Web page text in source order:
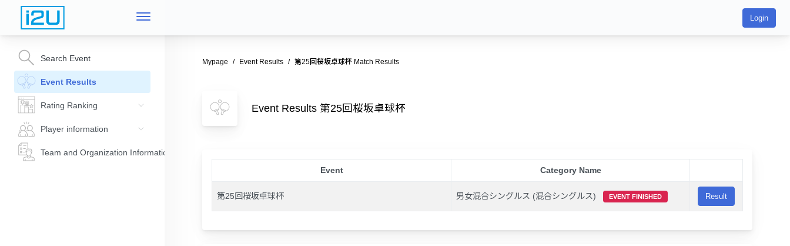
Login
Search Event
Event Results
Rating Ranking
Player information
Team and Organization Information
Mypage Event Results 第25回桜坂卓球杯 Match Results
Event Results 第25回桜坂卓球杯
Event Category Name
第25回桜坂卓球杯 男女混合シングルス (混合シングルス) EVENT FINISHED Result